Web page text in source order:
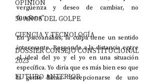
OPINIÓN
50 AÑOS DEL GOLPE
CIENCIA Y TECNOLOGÍA
DOSSIER CONSEJO CONSTITUCIONAL
2023
FUTURO ANTERIOR
vergüenza y deseo de cambiar, no
funciona”.
En psicoanálisis, la culpa tiene un sentido
interesante. Responde a la distancia entre
el ideal del yo y el yo en una situación
específica. Yo diría que es más bien eso que
la gente llama “decepcionarse de uno